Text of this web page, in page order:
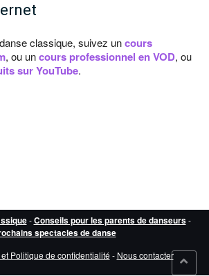
classique, suivez uncours
, ou uncours professionnel en VOD, ou
sur YouTube.
-Conseils pour les parents de danseurs-
spectacles de danse
Politique de confidentialité - Nous contacter